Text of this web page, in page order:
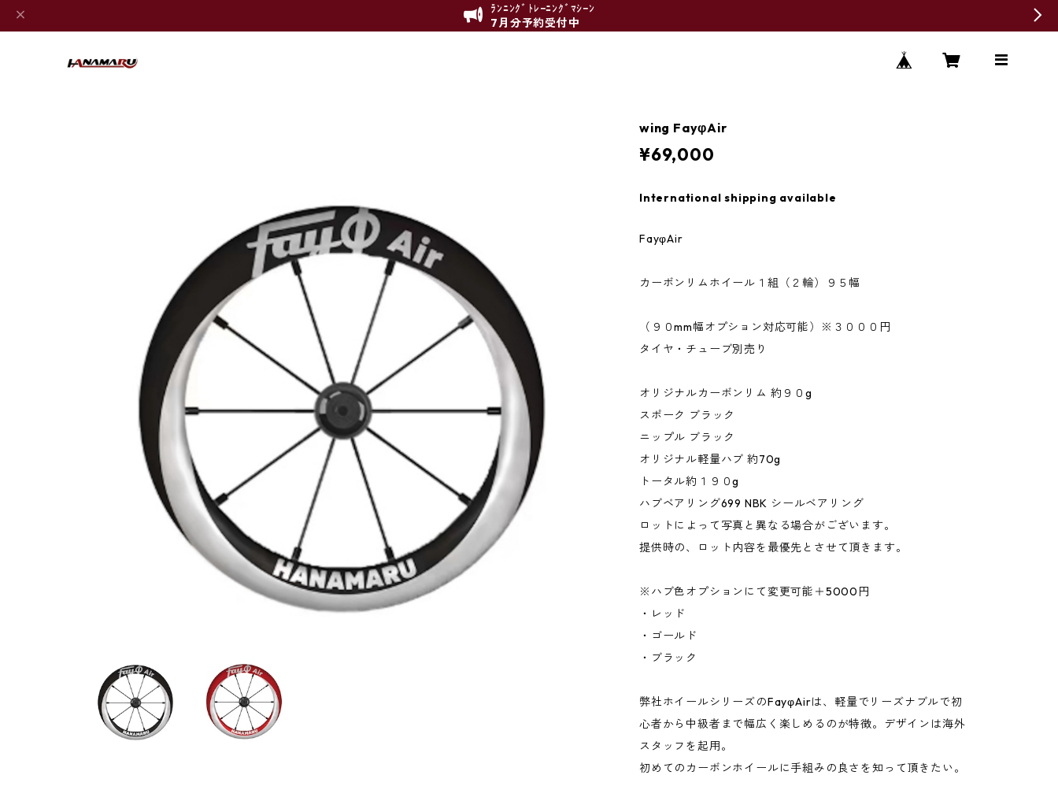
ﾗﾝﾆﾝｸﾞﾄﾚｰﾆﾝｸﾞﾏｼｰﾝ
7月分予約受付中
wing FayφAir
¥69,000
International shipping available
FayφAir
カーボンリムホイール１組（２輪）９５幅
（９０mm幅オプション対応可能）※３０００円
タイヤ・チューブ別売り
オリジナルカーボンリム 約９０g
スポーク ブラック
ニップル ブラック
オリジナル軽量ハブ 約70g
トータル約１９０g
ハブベアリング699 NBK シールベアリング
ロットによって写真と異なる場合がございます。
提供時の、ロット内容を最優先とさせて頂きます。
※ハブ色オプションにて変更可能＋5000円
・レッド
・ゴールド
・ブラック
弊社ホイールシリーズのFayφAirは、軽量でリーズナブルで初
心者から中級者まで幅広く楽しめるのが特徴。デザインは海外
スタッフを起用。
初めてのカーボンホイールに手組みの良さを知って頂きたい。